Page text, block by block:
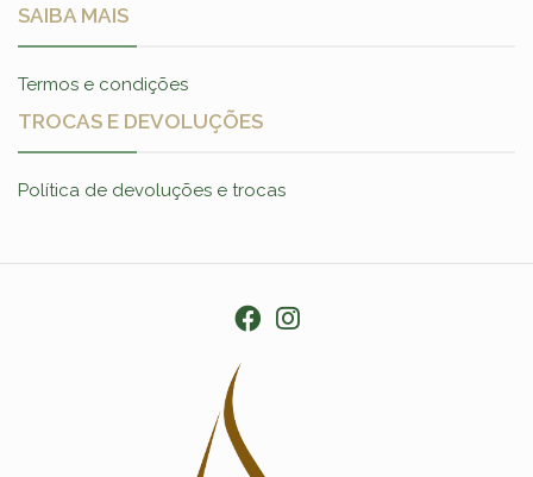
SAIBA MAIS
Termos e condições
TROCAS E DEVOLUÇÕES
Política de devoluções e trocas